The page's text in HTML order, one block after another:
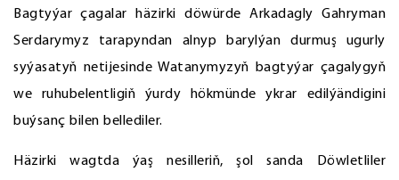
Bagtyýar çagalar häzirki döwürde Arkadagly Gahryman
Serdarymyz tarapyndan alnyp barylýan durmuş ugurly
syýasatyň netijesinde Watanymyzyň bagtyýar çagalygyň
we ruhubelentligiň ýurdy hökmünde ykrar edilýändigini
buýsanç bilen bellediler.
Häzirki wagtda ýaş nesilleriň, şol sanda Döwletliler